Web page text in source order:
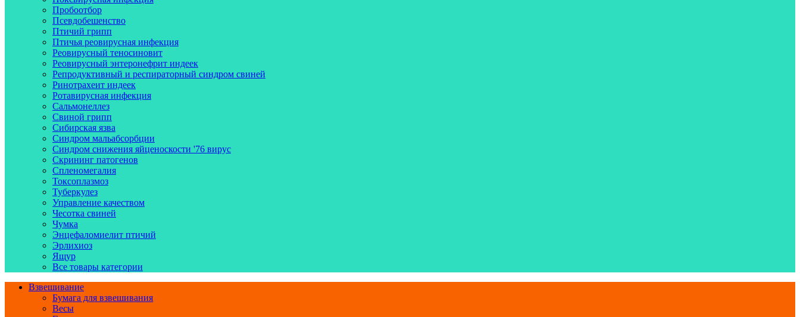
Пробоотбор
Псевдобешенство
Птичий грипп
Птичья реовирусная инфекция
Реовирусный теносиновит
Реовирусный энтеронефрит индеек
Репродуктивный и респираторный синдром свиней
Ринотрахеит индеек
Ротавирусная инфекция
Сальмонеллез
Свиной грипп
Сибирская язва
Синдром мальабсорбции
Синдром снижения яйценоскости '76 вирус
Скрининг патогенов
Спленомегалия
Токсоплазмоз
Туберкулез
Управление качеством
Чесотка свиней
Чумка
Энцефаломиелит птичий
Эрлихиоз
Ящур
Все товары категории
Взвешивание
Бумага для взвешивания
Весы